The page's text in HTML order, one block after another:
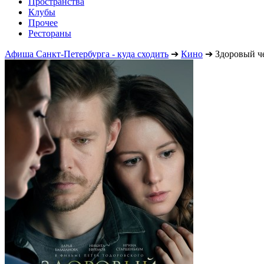
Клубы
Прочее
Рестораны
Афиша Санкт-Петербурга - куда сходить ➔ Кино ➔ Здоровый